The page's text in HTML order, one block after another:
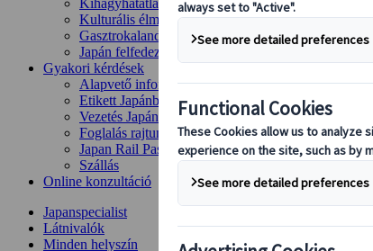
Kihagyhatatlan látnivalók
Kulturális élmények
Gasztrokalandok
Japán felfedezése vonattal
Gyakori kérdések
Alapvető információk
Etikett Japánban
Vezetés Japánban
Foglalás rajtunk keresztül
Japan Rail Pass
Szállás
Online konzultáció
Japanspecialist
Látnivalók
Minden helyszín